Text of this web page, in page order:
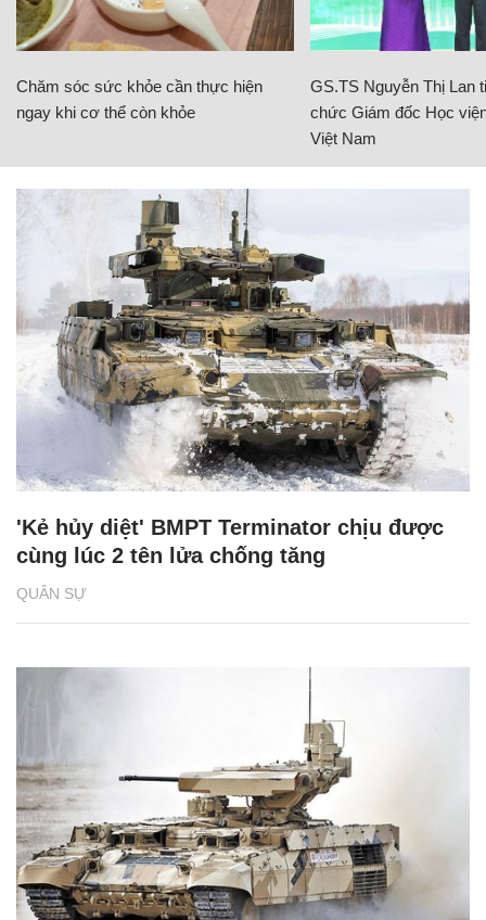
Chăm sóc sức khỏe cần thực hiện
ngay khi cơ thể còn khỏe
GS.TS Nguyễn Thị Lan
chức Giám đốc Học
Việt Nam
QUÂN SỰ
'Kẻ hủy diệt' BMPT Terminator chịu được
cùng lúc 2 tên lửa chống tăng